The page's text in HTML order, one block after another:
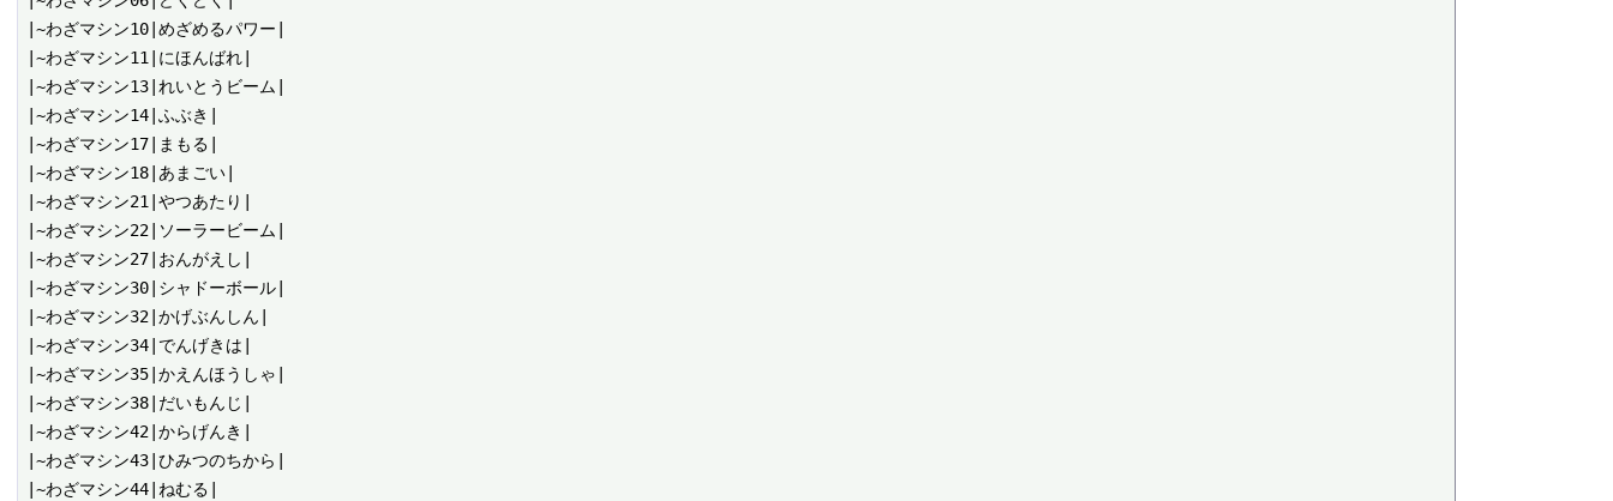
|~わざマシン10|めざめるパワー|
|~わざマシン11|にほんばれ|
|~わざマシン13|れいとうビーム|
|~わざマシン14|ふぶき|
|~わざマシン17|まもる|
|~わざマシン18|あまごい|
|~わざマシン21|やつあたり|
|~わざマシン22|ソーラービーム|
|~わざマシン27|おんがえし|
|~わざマシン30|シャドーボール|
|~わざマシン32|かげぶんしん|
|~わざマシン34|でんげきは|
|~わざマシン35|かえんほうしゃ|
|~わざマシン38|だいもんじ|
|~わざマシン42|からげんき|
|~わざマシン43|ひみつのちから|
|~わざマシン44|ねむる|